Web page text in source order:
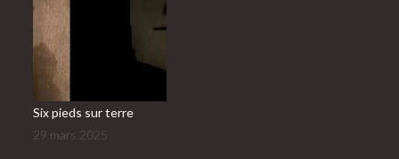
Six pieds sur terre
29 mars 2025